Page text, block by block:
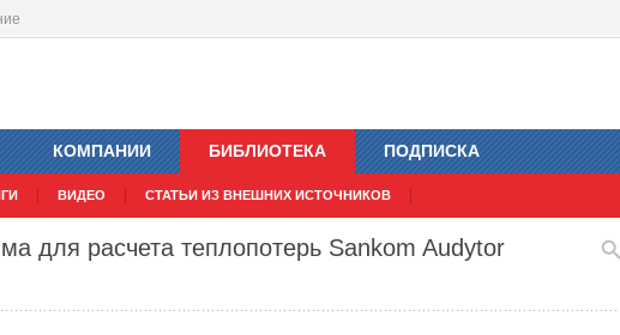
КОМПАНИИ БИБЛИОТЕКА
ВИДЕО СТАТЬИ ИЗ ВНЕШНИХ ИСТОЧНИКОВ
ПОДПИСКА
для расчета теплопотерь Sankom Audytor